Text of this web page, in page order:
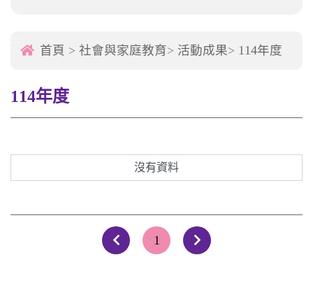
首頁 >社會與家庭教育> 活動成果> 114年度
114年度
沒有資料
上一頁1 下一頁